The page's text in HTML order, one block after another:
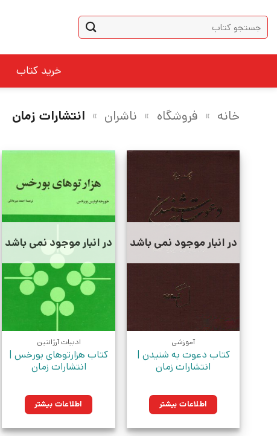
content
جستجو
برای:
خرید کتاب
خانه » فروشگاه » ناشران » انتشارات زمان
در انبار موجود نمی باشد
آموزشی
کتاب دعوت به شنیدن |
انتشارات زمان
اطلاعات بیشتر
در انبار موجود نمی باشد
ادبیات آرژانتین
کتاب هزارتوهای بورخس |
انتشارات زمان
اطلاعات بیشتر